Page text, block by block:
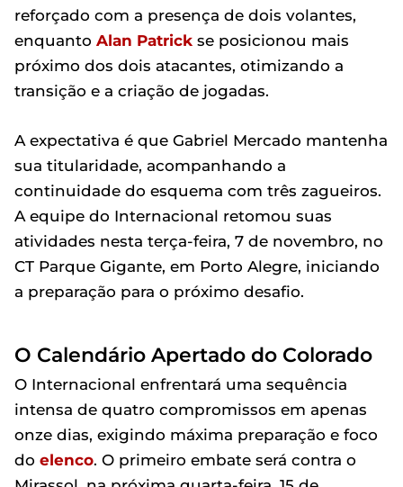
reforçado com a presença de dois volantes,
enquanto Alan Patrick se posicionou mais
próximo dos dois atacantes, otimizando a
transição e a criação de jogadas.
A expectativa é que Gabriel Mercado mantenha
sua titularidade, acompanhando a
continuidade do esquema com três zagueiros.
A equipe do Internacional retomou suas
atividades nesta terça-feira, 7 de novembro, no
CT Parque Gigante, em Porto Alegre, iniciando
a preparação para o próximo desafio.
O Calendário Apertado do Colorado
O Internacional enfrentará uma sequência
intensa de quatro compromissos em apenas
onze dias, exigindo máxima preparação e foco
do elenco. O primeiro embate será contra o